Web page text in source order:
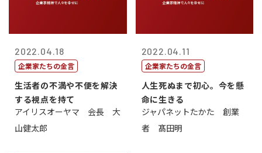
2022.04.18
企業家たちの金言
生活者の不満や不便を解決
する視点を持て
アイリスオーヤマ 会長 大
山健太郎
2022.04.11
企業家たちの金言
人生死ぬまで初心。今を懸
命に生きる
ジャパネットたかた 創業
者 髙田明